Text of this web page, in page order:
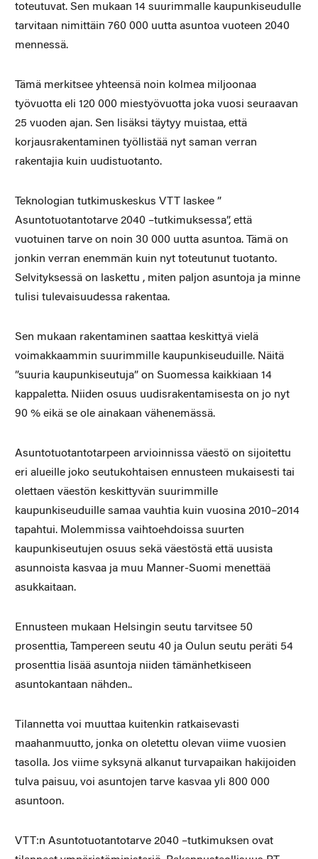
toteutuvat. Sen mukaan 14 suurimmalle kaupunkiseudulle
tarvitaan nimittäin 760 000 uutta asuntoa vuoteen 2040
mennessä.
Tämä merkitsee yhteensä noin kolmea miljoonaa
työvuotta eli 120 000 miestyövuotta joka vuosi seuraavan
25 vuoden ajan. Sen lisäksi täytyy muistaa, että
korjausrakentaminen työllistää nyt saman verran
rakentajia kuin uudistuotanto.
Teknologian tutkimuskeskus VTT laskee ”
Asuntotuotantotarve 2040 –tutkimuksessa”, että
vuotuinen tarve on noin 30 000 uutta asuntoa. Tämä on
jonkin verran enemmän kuin nyt toteutunut tuotanto.
Selvityksessä on laskettu , miten paljon asuntoja ja minne
tulisi tulevaisuudessa rakentaa.
Sen mukaan rakentaminen saattaa keskittyä vielä
voimakkaammin suurimmille kaupunkiseuduille. Näitä
”suuria kaupunkiseutuja” on Suomessa kaikkiaan 14
kappaletta. Niiden osuus uudisrakentamisesta on jo nyt
90 % eikä se ole ainakaan vähenemässä.
Asuntotuotantotarpeen arvioinnissa väestö on sijoitettu
eri alueille joko seutukohtaisen ennusteen mukaisesti tai
olettaen väestön keskittyvän suurimmille
kaupunkiseuduille samaa vauhtia kuin vuosina 2010–2014
tapahtui. Molemmissa vaihtoehdoissa suurten
kaupunkiseutujen osuus sekä väestöstä että uusista
asunnoista kasvaa ja muu Manner-Suomi menettää
asukkaitaan.
Ennusteen mukaan Helsingin seutu tarvitsee 50
prosenttia, Tampereen seutu 40 ja Oulun seutu peräti 54
prosenttia lisää asuntoja niiden tämänhetkiseen
asuntokantaan nähden..
Tilannetta voi muuttaa kuitenkin ratkaisevasti
maahanmuutto, jonka on oletettu olevan viime vuosien
tasolla. Jos viime syksynä alkanut turvapaikan hakijoiden
tulva paisuu, voi asuntojen tarve kasvaa yli 800 000
asuntoon.
VTT:n Asuntotuotantotarve 2040 –tutkimuksen ovat